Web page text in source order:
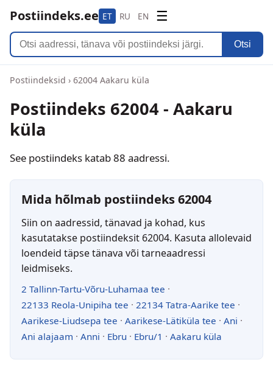
Postiindeks.ee ET RU EN ☰
Otsi
Postiindeksid › 62004 Aakaru küla
Postiindeks 62004 - Aakaru
küla
See postiindeks katab 88 aadressi.
Mida hõlmab postiindeks 62004
Siin on aadressid, tänavad ja kohad, kus
kasutatakse postiindeksit 62004. Kasuta allolevaid
loendeid täpse tänava või tarneaadressi
leidmiseks.
2 Tallinn-Tartu-Võru-Luhamaa tee ·
22133 Reola-Unipiha tee · 22134 Tatra-Aarike tee ·
Aarikese-Liudsepa tee · Aarikese-Lätiküla tee · Ani ·
Ani alajaam · Anni · Ebru · Ebru/1 · Aakaru küla